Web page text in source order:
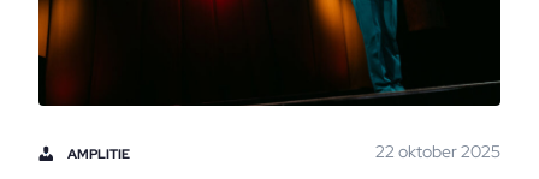
AMPLITIE 22 oktober 2025